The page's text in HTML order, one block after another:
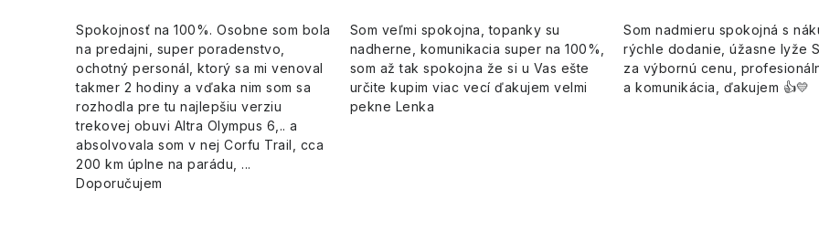
Spokojnosť na 100%. Osobne som bola
na predajni, super poradenstvo,
ochotný personál, ktorý sa mi venoval
takmer 2 hodiny a vďaka nim som sa
rozhodla pre tu najlepšiu verziu
trekovej obuvi Altra Olympus 6,.. a
absolvovala som v nej Corfu Trail, cca
200 km úplne na parádu, ...
Doporučujem
Som veľmi spokojna, topanky su
nadherne, komunikacia super na 100%,
som až tak spokojna že si u Vas ešte
určite kupim viac vecí ďakujem velmi
pekne Lenka
Som nadmieru spokojná s
rýchle dodanie, úžasne lyže
za výbornú cenu,
a komunikácia, ďakujem 👍💛